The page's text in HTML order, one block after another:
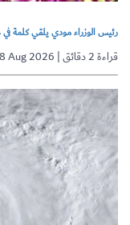
رئيس الوزراء مودي يلقي كلمة في حفل التخرج الـ57 للمعهد
08 Aug 2026 | قراءة 2 دقائق